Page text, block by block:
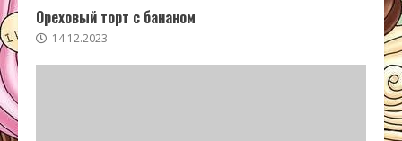
Ореховый торт с бананом
14.12.2023